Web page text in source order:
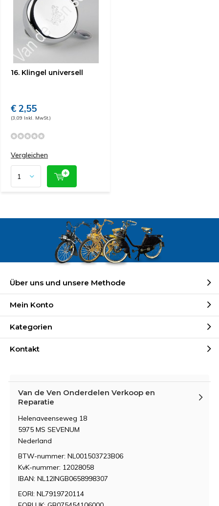
16. Klingel universell
€ 2,55
(3,09 Inkl. MwSt.)
Vergleichen
Über uns und unsere Methode
Mein Konto
Kategorien
Kontakt
Van de Ven Onderdelen Verkoop en
Reparatie
Helenaveenseweg 18
5975 MS SEVENUM
Nederland
BTW-nummer: NL001503723B06
KvK-nummer: 12028058
IBAN: NL12INGB0658998307
EORI: NL7919720114